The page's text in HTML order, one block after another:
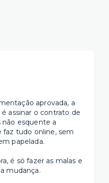
aprovada, a
assinar o contrato de
não esquente a
faz tudo online, sem
papelada.
é só fazer as malas e
mudança.